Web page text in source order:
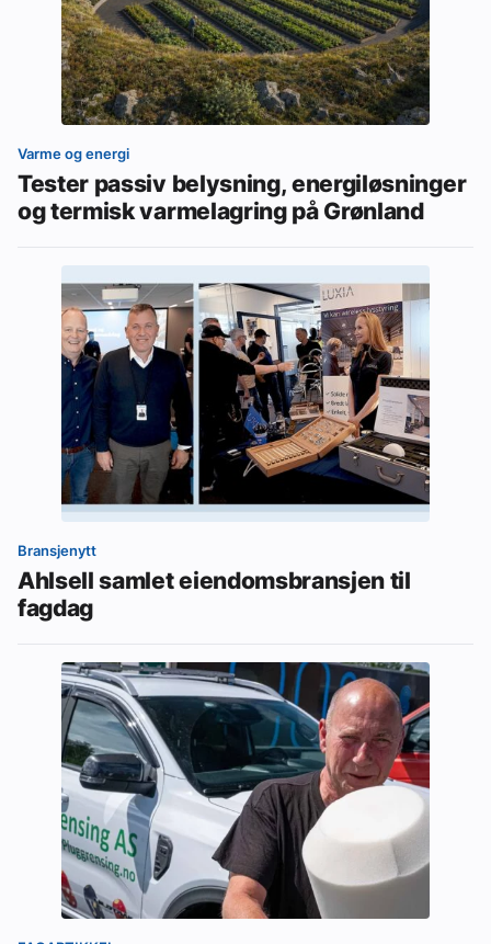
Varme og energi
Tester passiv belysning, energiløsninger
og termisk varmelagring på Grønland
Bransjenytt
Ahlsell samlet eiendomsbransjen til
fagdag